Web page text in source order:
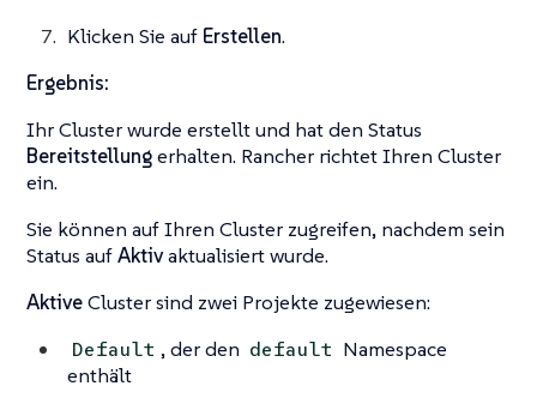
Klicken Sie auf Erstellen.
Ergebnis:
Ihr Cluster wurde erstellt und hat den Status
Bereitstellungerhalten. Rancher richtet Ihren Cluster
ein.
Sie können auf Ihren Cluster zugreifen, nachdem sein
Status aufAktivaktualisiert wurde.
AktiveCluster sind zwei Projekte zugewiesen:
Default , der den default Namespace
enthält